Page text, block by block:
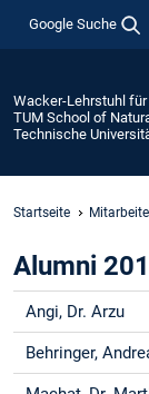
Google Suche
Wacker-Lehrstuhl
TUM School of
Technische
Startseite
Alumni
Angi, Dr. Arzu
Behringer,